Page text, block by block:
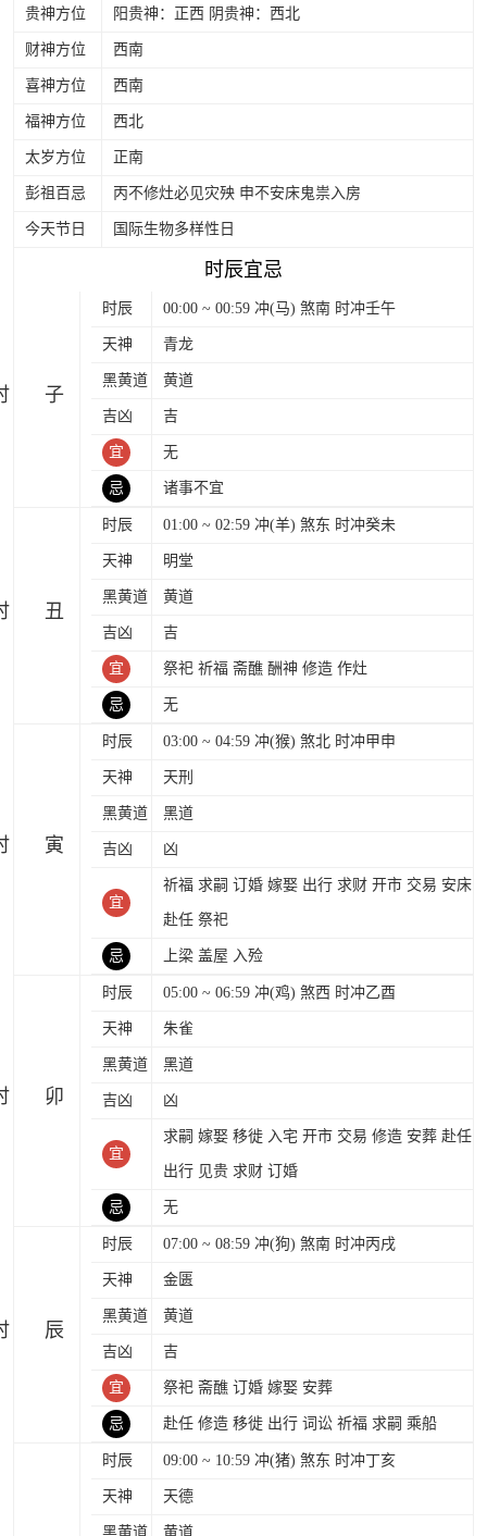
贵神方位 阳贵神：正西 阴贵神：西北
财神方位 西南
喜神方位 西南
福神方位 西北
太岁方位 正南
彭祖百忌 丙不修灶必见灾殃 申不安床鬼祟入房
今天节日 国际生物多样性日
时辰宜忌
时辰 00:00 ~ 00:59 冲(马) 煞南 时冲壬午
天神 青龙
黑黄道 黄道
吉凶 吉
宜 无
忌 诸事不宜
时辰 01:00 ~ 02:59 冲(羊) 煞东 时冲癸未
天神 明堂
黑黄道 黄道
吉凶 吉
宜 祭祀 祈福 斋醮 酬神 修造 作灶
忌 无
时辰 03:00 ~ 04:59 冲(猴) 煞北 时冲甲申
天神 天刑
黑黄道 黑道
吉凶 凶
宜
祈福 求嗣 订婚 嫁娶 出行 求财 开市 交易 安床
赴任 祭祀
忌 上梁 盖屋 入殓
时辰 05:00 ~ 06:59 冲(鸡) 煞西 时冲乙酉
天神 朱雀
黑黄道 黑道
吉凶 凶
宜
求嗣 嫁娶 移徙 入宅 开市 交易 修造 安葬 赴任
出行 见贵 求财 订婚
忌 无
时辰 07:00 ~ 08:59 冲(狗) 煞南 时冲丙戌
天神 金匮
黑黄道 黄道
吉凶 吉
宜 祭祀 斋醮 订婚 嫁娶 安葬
忌 赴任 修造 移徙 出行 词讼 祈福 求嗣 乘船
时辰 09:00 ~ 10:59 冲(猪) 煞东 时冲丁亥
天神 天德
黑黄道 黄道